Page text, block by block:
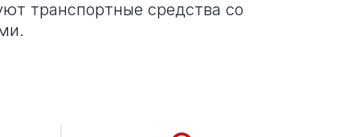
транспортные средства со